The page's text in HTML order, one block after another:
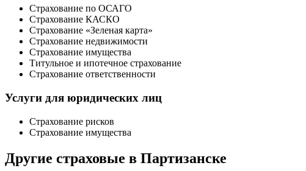
Страхование по ОСАГО
Страхование КАСКО
Страхование «Зеленая карта»
Страхование недвижимости
Страхование имущества
Титульное и ипотечное страхование
Страхование ответственности
Услуги для юридических лиц
Страхование рисков
Страхование имущества
Другие страховые в Партизанске